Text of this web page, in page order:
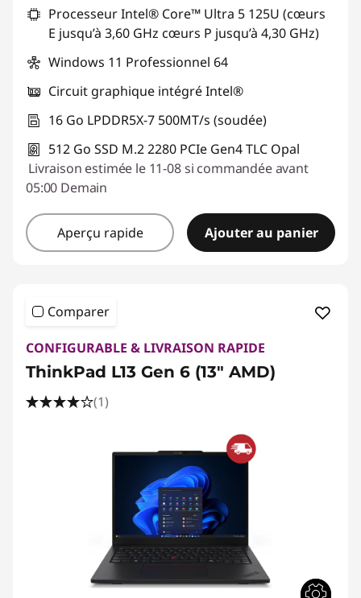
Code de réduction : THINK-SUMMER
Processeur Intel® Core™ Ultra 5 125U (cœurs
E jusqu’à 3,60 GHz cœurs P jusqu’à 4,30 GHz)
Windows 11 Professionnel 64
Circuit graphique intégré Intel®
16 Go LPDDR5X-7 500MT/s (soudée)
512 Go SSD M.2 2280 PCIe Gen4 TLC Opal
Livraison estimée le 11-08 si commandée avant
05:00 Demain
Aperçu rapide Ajouter au panier
Comparer
CONFIGURABLE & LIVRAISON RAPIDE
ThinkPad L13 Gen 6 (13" AMD)
(1)